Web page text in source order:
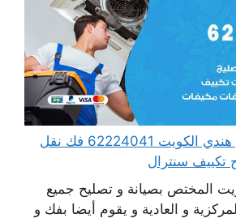
فني تكييف مركزي هندي الكويت 62224041 فك نقل
تكييف سنترال
المختص بصيانة و تصليح جميع
و العادية و يقوم أيضا بفك و